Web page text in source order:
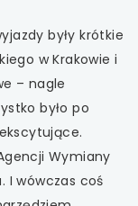
były krótkie
w Krakowie i
– nagle
było po
Wymiany
I wówczas coś